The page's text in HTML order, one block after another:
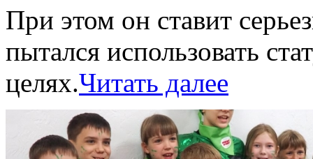
При этом он ставит
пытался использовать
целях.Читать далее